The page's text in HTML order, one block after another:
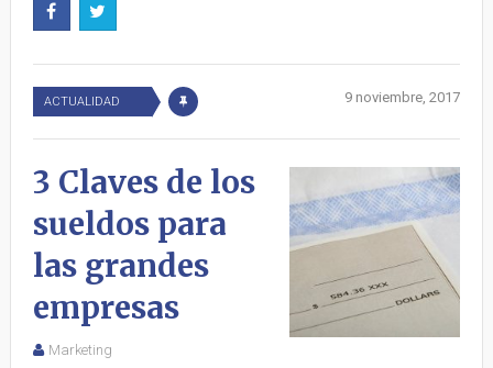
ACTUALIDAD 9 noviembre, 2017
3 Claves de los
sueldos para
las grandes
empresas
Marketing